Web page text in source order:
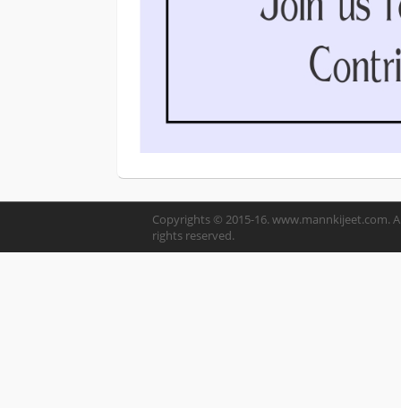
Copyrights © 2015-16. www.mannkijeet.com.
rights reserved.